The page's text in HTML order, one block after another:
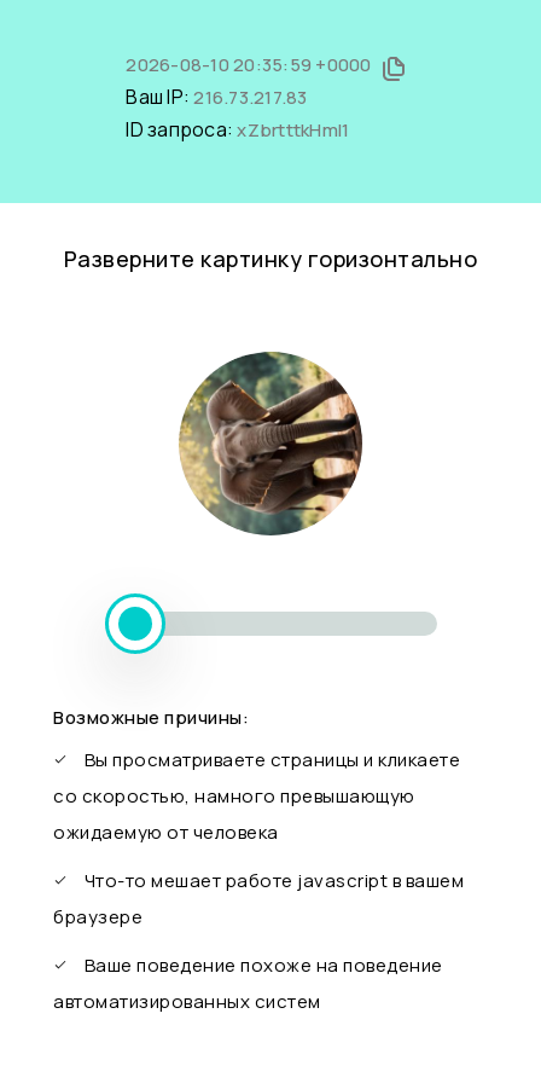
2026-08-10 20:35:59 +0000
Ваш IP:216.73.217.83
ID запроса:xZbrtttkHmI1
Разверните картинку горизонтально
Возможные причины:
Вы просматриваете страницы и кликаете
со скоростью, намного превышающую
ожидаемую от человека
Что-то мешает работе javascript в вашем
браузере
Ваше поведение похоже на поведение
автоматизированных систем